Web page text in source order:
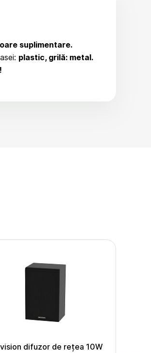
suplimentare.
plastic, grilă: metal.
difuzor de rețea 10W